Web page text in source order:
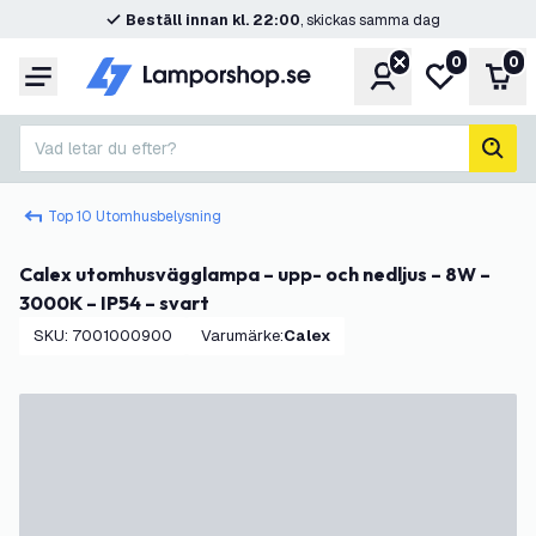
Beställ innan kl. 22:00, skickas samma dag
Meny KontoMin0 0
Vad letar du efter?
sök
Top 10 Utomhusbelysning
Calex utomhusvägglampa – upp- och nedljus – 8W –
3000K – IP54 – svart
SKU: 7001000900 Varumärke: Calex